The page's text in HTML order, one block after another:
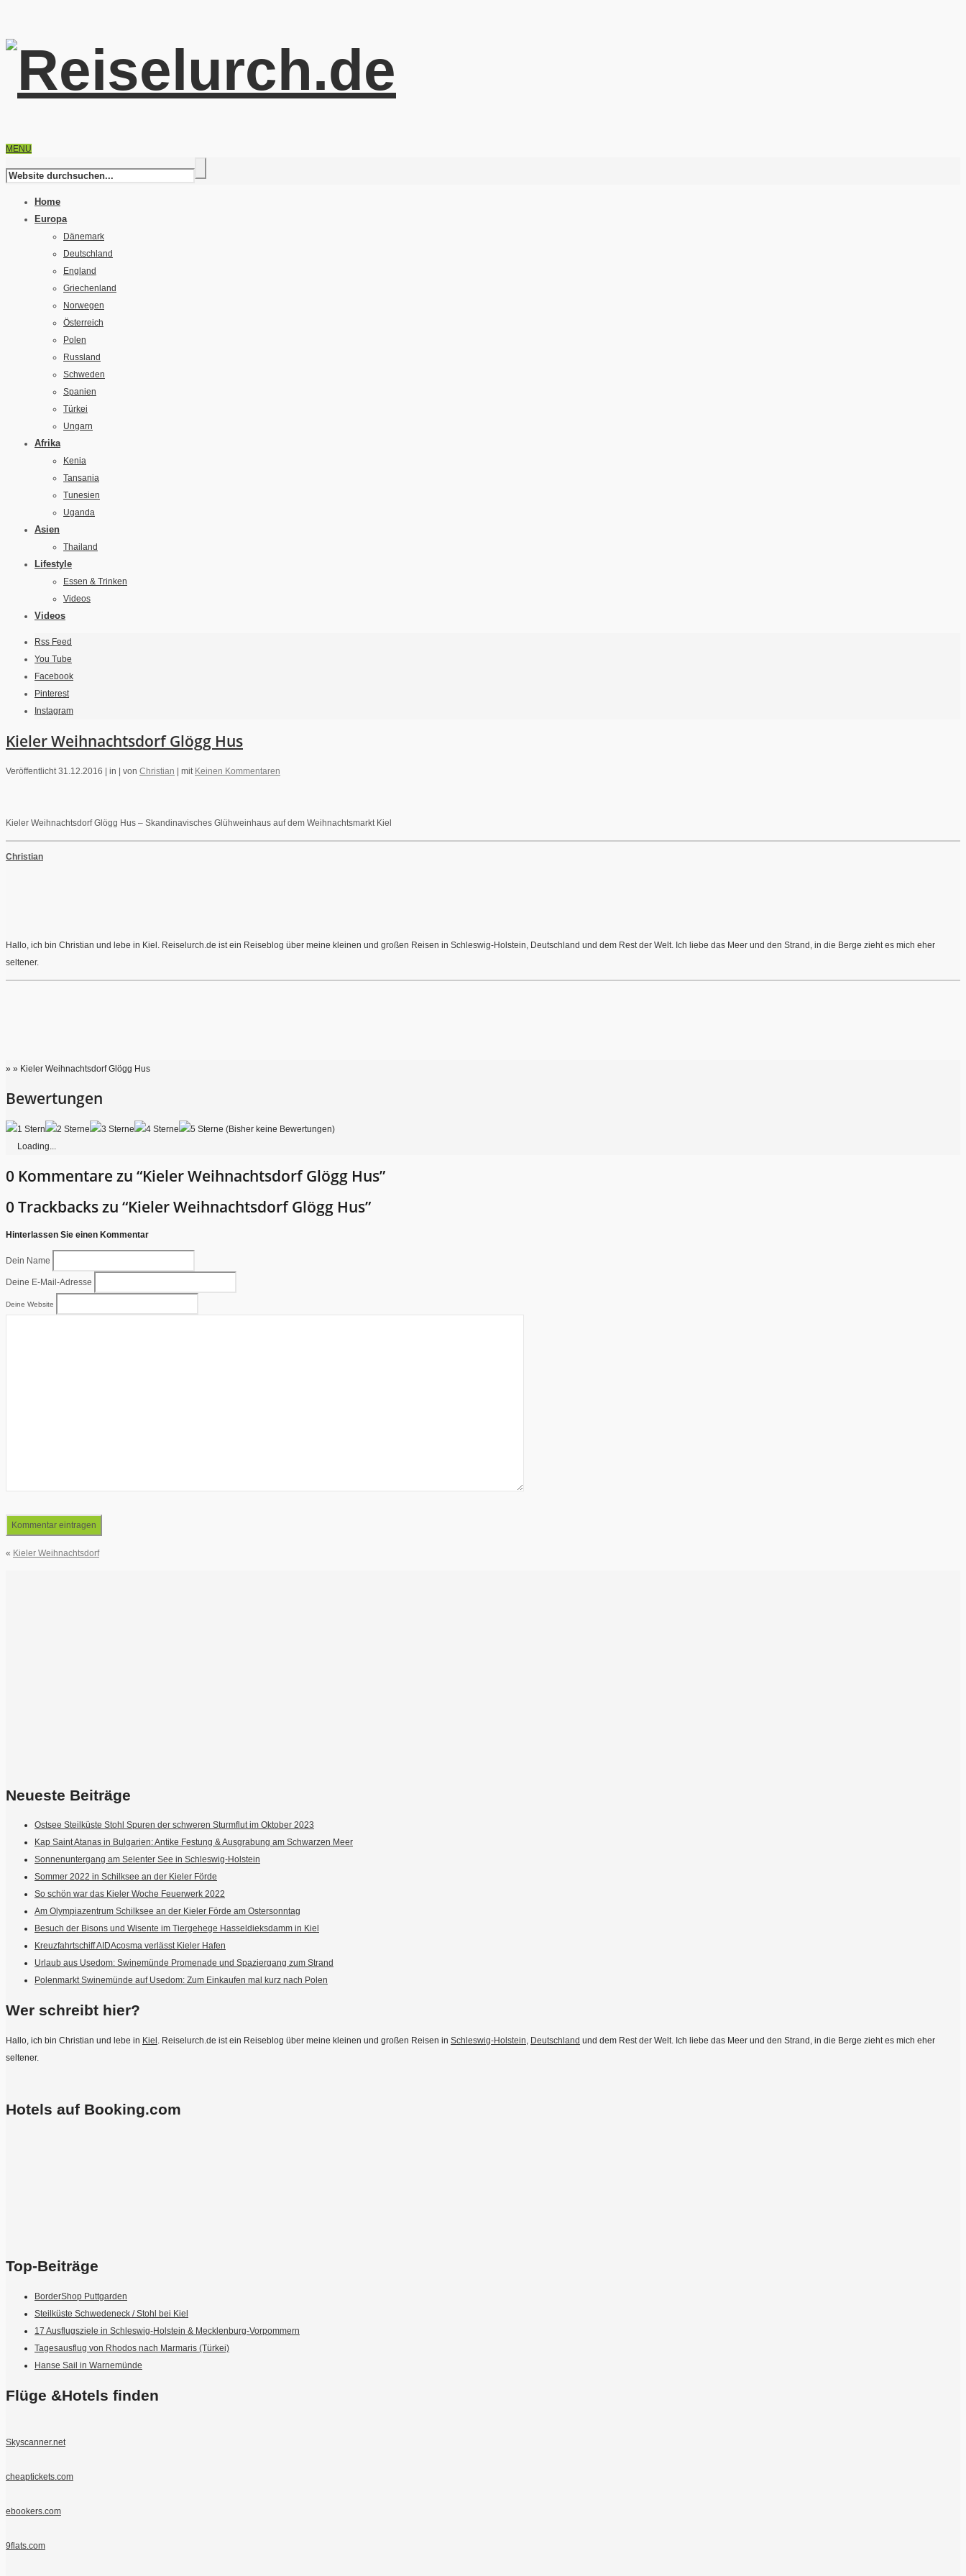
MENU
Home
Europa
Dänemark
Deutschland
England
Griechenland
Norwegen
Österreich
Polen
Russland
Schweden
Spanien
Türkei
Ungarn
Afrika
Kenia
Tansania
Tunesien
Uganda
Asien
Thailand
Lifestyle
Essen & Trinken
Videos
Videos
Rss Feed
You Tube
Facebook
Pinterest
Instagram
Kieler Weihnachtsdorf Glögg Hus
Veröffentlicht 31.12.2016 | in | von Christian mit Keinen Kommentaren
Kieler Weihnachtsdorf Glögg Hus – Skandinavisches Glühweinhaus auf dem Weihnachtsmarkt Kiel
Christian
Hallo, ich bin Christian und lebe in Kiel. Reiselurch.de ist ein Reiseblog über meine kleinen und großen Reisen in Schleswig-Holstein, Deutschland und dem Rest der Welt. Ich liebe das Meer und den Strand, in die Berge zieht es mich eher
seltener.
» » Kieler Weihnachtsdorf Glögg Hus
Bewertungen
(Bisher keine Bewertungen)
Loading...
0 Kommentare zu “Kieler Weihnachtsdorf Glögg Hus”
0 Trackbacks zu “Kieler Weihnachtsdorf Glögg Hus”
Hinterlassen Sie einen Kommentar
Dein Name
Deine E-Mail-Adresse
Deine Website
« Kieler Weihnachtsdorf
Neueste Beiträge
Ostsee Steilküste Stohl Spuren der schweren Sturmflut im Oktober 2023
Kap Saint Atanas in Bulgarien: Antike Festung & Ausgrabung am Schwarzen Meer
Sonnenuntergang am Selenter See in Schleswig-Holstein
Sommer 2022 in Schilksee an der Kieler Förde
So schön war das Kieler Woche Feuerwerk 2022
Am Olympiazentrum Schilksee an der Kieler Förde am Ostersonntag
Besuch der Bisons und Wisente im Tiergehege Hasseldieksdamm in Kiel
Kreuzfahrtschiff AIDAcosma verlässt Kieler Hafen
Urlaub aus Usedom: Swinemünde Promenade und Spaziergang zum Strand
Polenmarkt Swinemünde auf Usedom: Zum Einkaufen mal kurz nach Polen
Wer schreibt hier?
Hallo, ich bin Christian und lebe in Kiel. Reiselurch.de ist ein Reiseblog über meine kleinen und großen Reisen in Schleswig-Holstein, Deutschland und dem Rest der Welt. Ich liebe das Meer und den Strand, in die Berge zieht es mich eher
seltener.
Hotels auf Booking.com
Top-Beiträge
BorderShop Puttgarden
Steilküste Schwedeneck / Stohl bei Kiel
17 Ausflugsziele in Schleswig-Holstein & Mecklenburg-Vorpommern
Tagesausflug von Rhodos nach Marmaris (Türkei)
Hanse Sail in Warnemünde
Flüge &Hotels finden
Skyscanner.net
cheaptickets.com
ebookers.com
9flats.com